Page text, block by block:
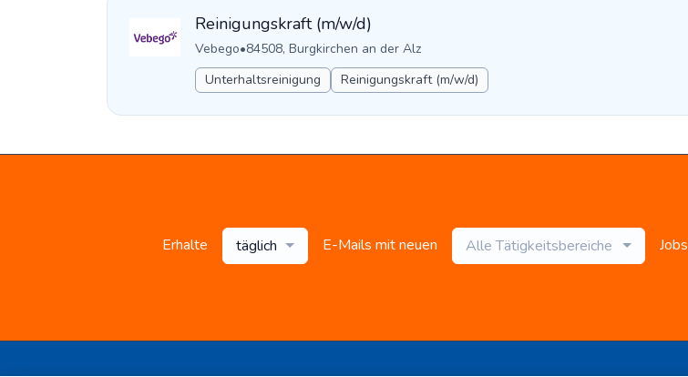
Reinigungskraft (m/w/d)
Vebego•84508, Burgkirchen an der Alz
Unterhaltsreinigung
Reinigungskraft (m/w/d)
Erhalte täglich E-Mails mit neuen Alle Tätigkeitsbereiche Jobs